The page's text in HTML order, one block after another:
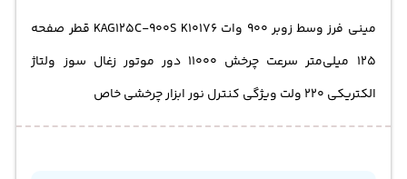
مینی فرز وسط زوبر 900 وات KAG125C-900S K10176 قطر صفحه
125 میلی‌متر سرعت چرخش 11000 دور موتور زغال سوز ولتاژ
الکتریکی 220 ولت ویژگی کنترل نور ابزار چرخشی خاص